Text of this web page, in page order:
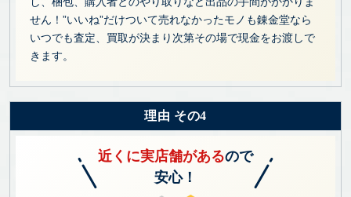
せん！”いいね”だけついて売れなかったモノも錬金堂なら
いつでも査定、買取が決まり次第その場で現金をお渡しで
きます。
理由 その4
近くに実店舗があるので
安心！